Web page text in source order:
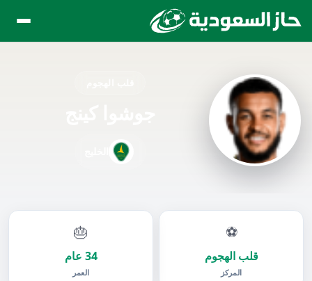
⚽
قلب الهجوم
المركز
🎂
34 عام
العمر